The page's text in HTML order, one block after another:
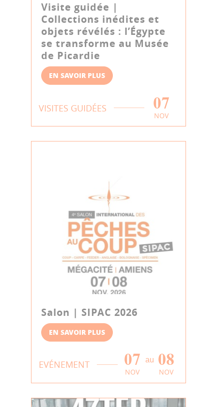
Visite guidée |
Collections inédites et
objets révélés : l’Égypte
se transforme au Musée
de Picardie
EN SAVOIR PLUS
VISITES GUIDÉES 07
NOV
Salon | SIPAC 2026
EN SAVOIR PLUS
EVÉNEMENT 07
NOV
au 08
NOV